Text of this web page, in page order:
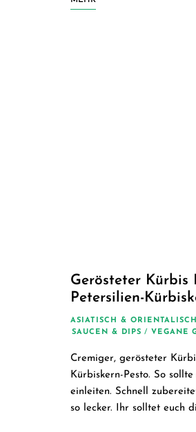
Gerösteter Kürbis
Petersilien-
ASIATISCH & ORIENTALISCH
SAUCEN & DIPS / VEGANE
Cremiger, gerösteter
Kürbiskern-Pesto. So
einleiten. Schnell
so lecker. Ihr solltet euch